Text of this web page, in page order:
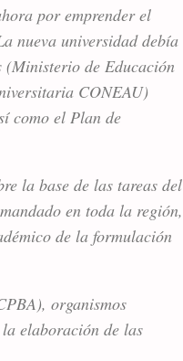
por emprender el
nueva universidad debía
(Ministerio de Educación
CONEAU)
como el Plan de
la base de las tareas del
en toda la región,
de la formulación
organismos
elaboración de las